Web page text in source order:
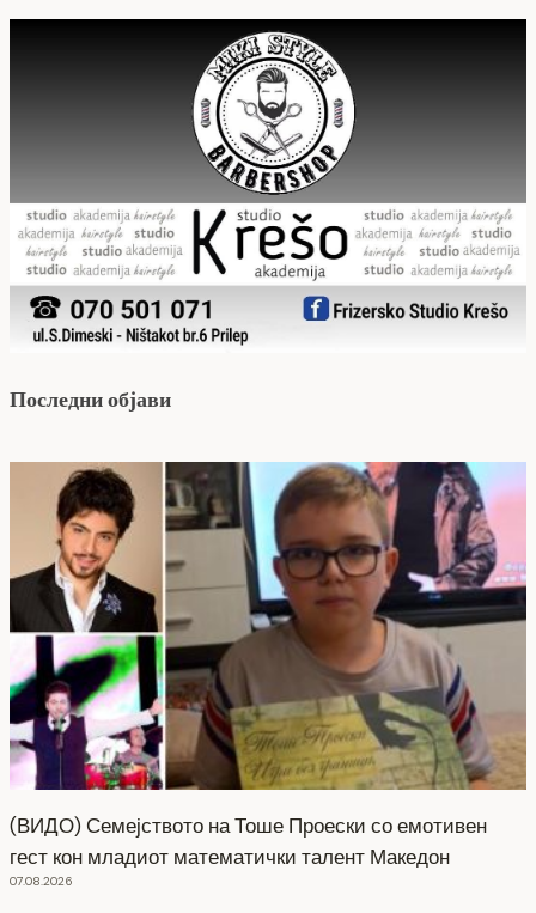
Последни објави
(ВИДО) Семејството на Тоше Проески со емотивен
гест кон младиот математички талент Македон
07.08.2026